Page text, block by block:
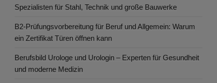
Spezialisten für Stahl, Technik und große Bauwerke
B2-Prüfungsvorbereitung für Beruf und Allgemein: Warum
ein Zertifikat Türen öffnen kann
Berufsbild Urologe und Urologin – Experten für Gesundheit
und moderne Medizin